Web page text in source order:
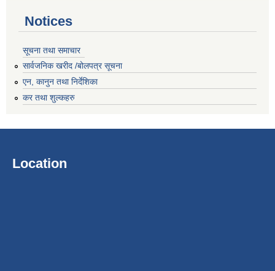
Notices
सूचना तथा समाचार
सार्वजनिक खरीद /बोलपत्र सूचना
एन, कानुन तथा निर्देशिका
कर तथा शुल्कहरु
Location